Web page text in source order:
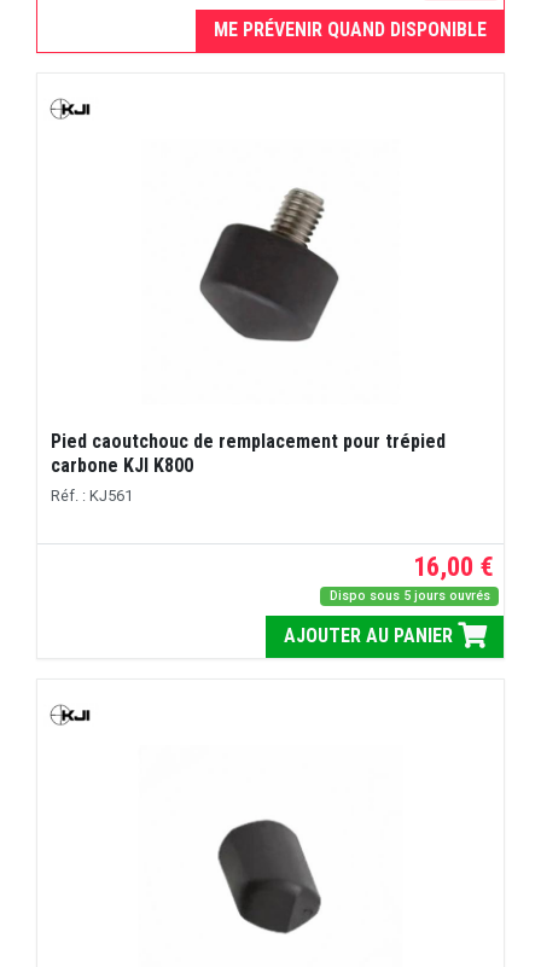
ME PRÉVENIR QUAND DISPONIBLE
Pied caoutchouc de remplacement pour trépied
carbone KJI K800
Réf. : KJ561
16,00 €
Dispo sous 5 jours ouvrés
AJOUTER AU PANIER